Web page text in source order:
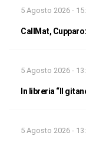
5 Agosto 2026 -
CallMat,
5 Agosto 2026 -
In libreria “Il
5 Agosto 2026 -